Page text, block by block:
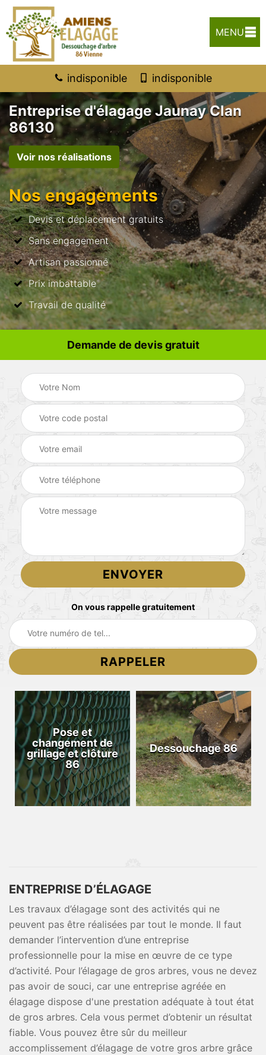
MENU
indisponible indisponible
Entreprise d'élagage Jaunay Clan
86130
Voir nos réalisations
Nos engagements
Devis et déplacement gratuits
Sans engagement
Artisan passionné
Prix imbattable
Travail de qualité
Demande de devis gratuit
On vous rappelle gratuitement
Pose et
changement de
grillage et clôture
86
Dessouchage 86
ENTREPRISE D’ÉLAGAGE
Les travaux d’élagage sont des activités qui ne
peuvent pas être réalisées par tout le monde. Il faut
demander l’intervention d’une entreprise
professionnelle pour la mise en œuvre de ce type
d’activité. Pour l’élagage de gros arbres, vous ne devez
pas avoir de souci, car une entreprise agréée en
élagage dispose d'une prestation adéquate à tout état
de gros arbres. Cela vous permet d’obtenir un résultat
fiable. Vous pouvez être sûr du meilleur
accomplissement d’élagage de votre gros arbre grâce